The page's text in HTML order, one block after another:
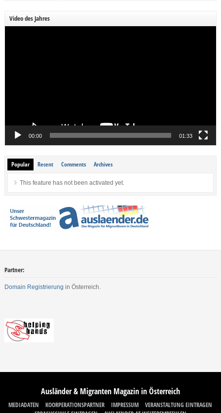
Video des Jahres
00:00 01:33
Popular Recent Comments Archives
This feature has not been activated yet.
Partner:
Domain Registrierung in Österreich.
Ausländer & Migranten Magazin in Österreich
MEDIADATEN KOORPERATIONSPARTNER IMPRESSUM
VERANSTALTUNG EINTRAGEN